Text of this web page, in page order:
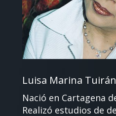
Luisa Marina Tuirán
Nació en Cartagena
Realizó estudios de